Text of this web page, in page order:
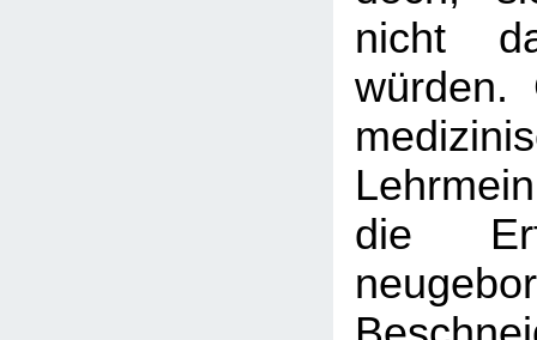
nicht
würden.
die